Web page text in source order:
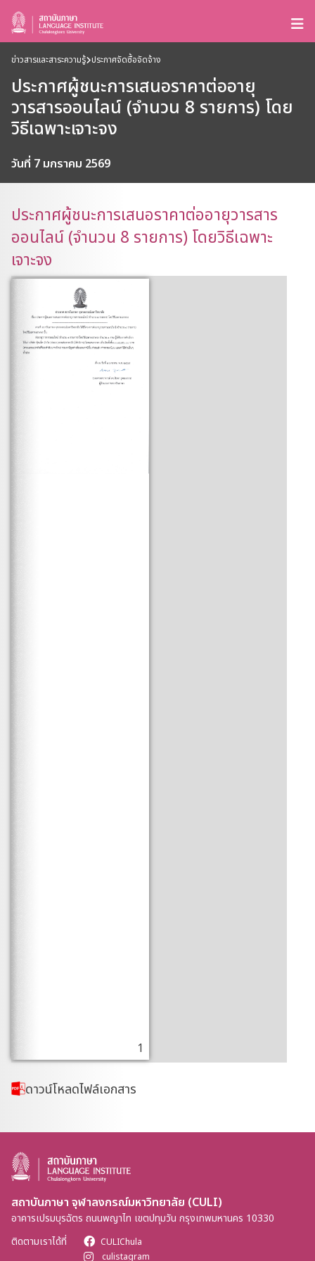
ข่าวสารและสาระความรู้ ประกาศจัดซื้อจัดจ้าง
ประกาศผู้ชนะการเสนอราคาต่ออายุ
วารสารออนไลน์ (จำนวน 8 รายการ) โดย
วิธีเฉพาะเจาะจง
วันที่ 7 มกราคม 2569
ประกาศผู้ชนะการเสนอราคาต่ออายุวารสาร
ออนไลน์ (จำนวน 8 รายการ) โดยวิธีเฉพาะ
เจาะจง
1
ดาวน์โหลดไฟล์เอกสาร
สถาบันภาษา จุฬาลงกรณ์มหาวิทยาลัย (CULI)
อาคารเปรมบุรฉัตร ถนนพญาไท เขตปทุมวัน กรุงเทพมหานคร 10330
ติดตามเราได้ที่
CULIChula
culistagram